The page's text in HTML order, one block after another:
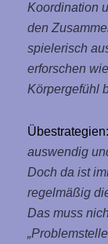
Koordination
den
spielerisch
erforschen
Körpergefühl
Übestrategien:
auswendig
Doch da ist
regelmäßig
Das muss